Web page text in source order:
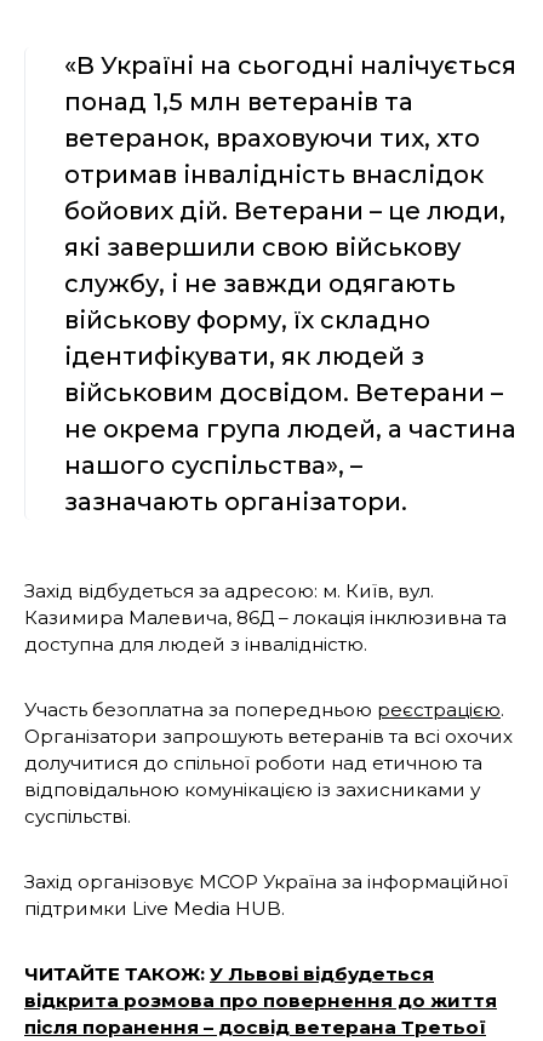
«В Україні на сьогодні налічується
понад 1,5 млн ветеранів та
ветеранок, враховуючи тих, хто
отримав інвалідність внаслідок
бойових дій. Ветерани – це люди,
які завершили свою військову
службу, і не завжди одягають
військову форму, їх складно
ідентифікувати, як людей з
військовим досвідом. Ветерани –
не окрема група людей, а частина
нашого суспільства», –
зазначають організатори.
Захід відбудеться за адресою: м. Київ, вул.
Казимира Малевича, 86Д – локація інклюзивна та
доступна для людей з інвалідністю.
Участь безоплатна за попередньою реєстрацією.
Організатори запрошують ветеранів та всі охочих
долучитися до спільної роботи над етичною та
відповідальною комунікацією із захисниками у
суспільстві.
Захід організовує MCOP Україна за інформаційної
підтримки Live Media HUB.
ЧИТАЙТЕ ТАКОЖ: У Львові відбудеться
відкрита розмова про повернення до життя
після поранення – досвід ветерана Третьої